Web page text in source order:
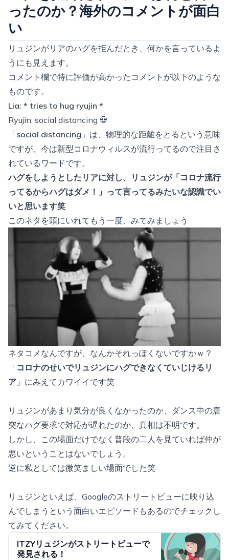
ったのか？海外のコメントが面白
い
リュジンがリアのハグを拒んだとき、何かを言っているよ
うにも見えます。
コメント欄で特に評価が高かったコメントが以下のような
ものです。
Lia: * tries to hug ryujin *
Ryujin: social distancing 💀
「social distancing 」は、物理的な距離をとるという意味
ですが、今は新型コロナウィルスが流行ってるので注目さ
れているワードです。
ハグをしようとしたリアに対し、リュジンが「コロナ流行
ってるからハグはダメ！」って言ってるみたいな認識でい
いと思います笑
このネタを頭にいれてもう一度、みてみましょう
ネタコメなんですが、なんかそれっぽくないですかｗ？
「コロナのせいでリュジンにハグできなくていじけるリ
ア 」にみえてカワイイです笑
リュジンがあまり気分が良くなかったのか、ダンス中の唐
突なハグ要求で対応が遅れたのか、真相は不明です。
しかし、この場面だけでなく普段の二人を見ていれば仲が
悪いということはないでしょう。
逆に私としては微笑ましい場面でした笑
リュジンといえば、Googleのストリートビューに映り込
んでしまうという面白いエピソードもあるのでチェックし
てみてください。
ITZYリュジンがストリートビューで
発見される！